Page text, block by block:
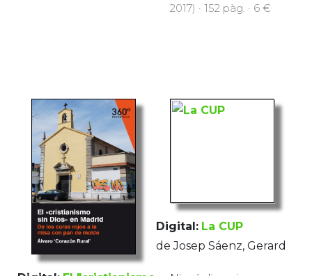
2017) · 152 pàg. · 6 €
Digital: La CUP
de Josep Sáenz, Gerard